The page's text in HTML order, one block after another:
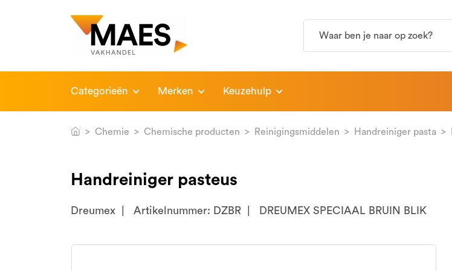
Categorieën Merken Keuzehulp
Chemie Chemische producten Reinigingsmiddelen Handreiniger pasta
Handreiniger pasteus
Dreumex Artikelnummer: DZBR DREUMEX SPECIAAL BRUIN BLIK